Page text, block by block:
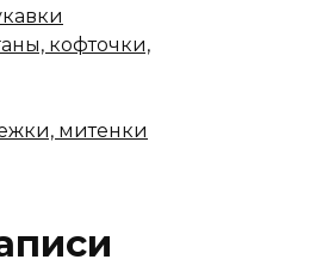
кофточки,
митенки